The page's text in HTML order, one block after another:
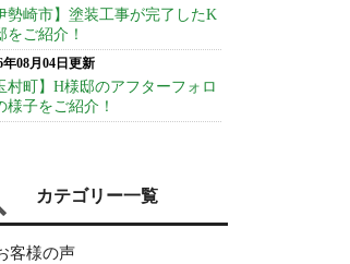
勢崎市】塗装工事が完了したK
をご紹介！
年08月04日更新
村町】H様邸のアフターフォロ
様子をご紹介！
カテゴリー一覧
客様の声